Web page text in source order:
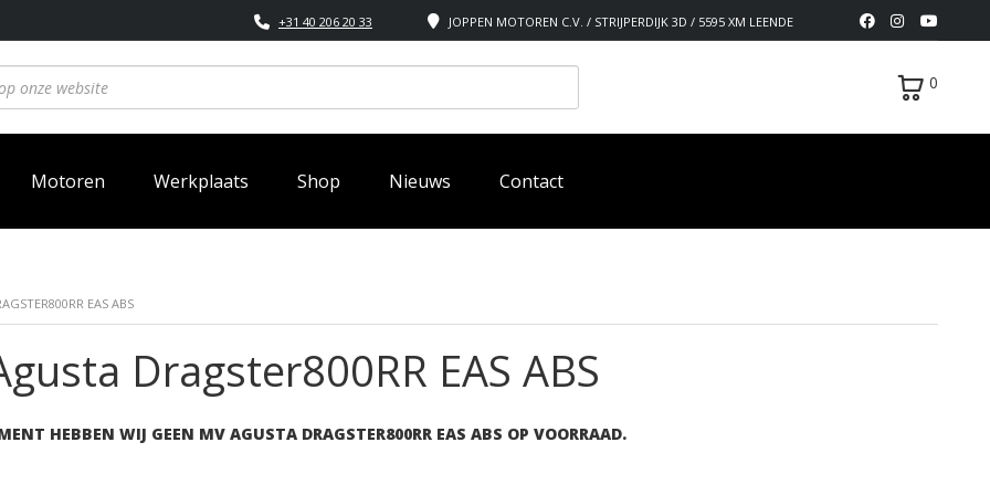
JOPPEN MOTOREN C.V. / STRIJPERDIJK 3D / 5595 XM LEENDE
+31 40 206 20 33
0
Motoren Werkplaats Shop Nieuws Contact
EAS ABS
Dragster800RR EAS ABS
HEBBEN WIJ GEEN MV AGUSTA DRAGSTER800RR EAS ABS OP VOORRAAD.